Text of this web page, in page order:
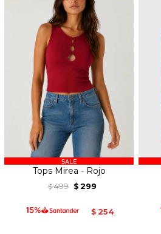
Tops Mirea - Rojo
$ 499 $ 299
$ 254